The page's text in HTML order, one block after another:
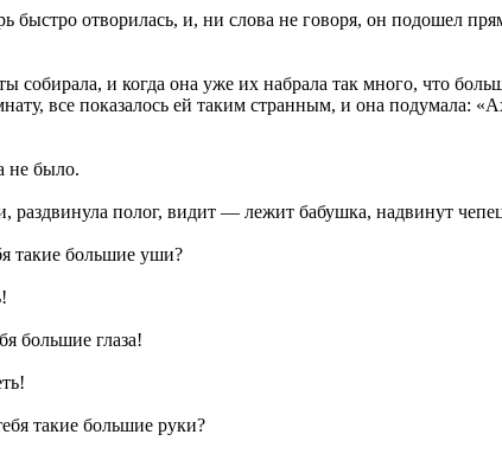
быстро отворилась, и, ни слова не говоря, он подошел
собирала, и когда она уже их набрала так много, что
все показалось ей таким странным, и она подумала:
не было.
раздвинула полог, видит — лежит бабушка, надвинут
такие большие уши?
большие глаза!
такие большие руки?